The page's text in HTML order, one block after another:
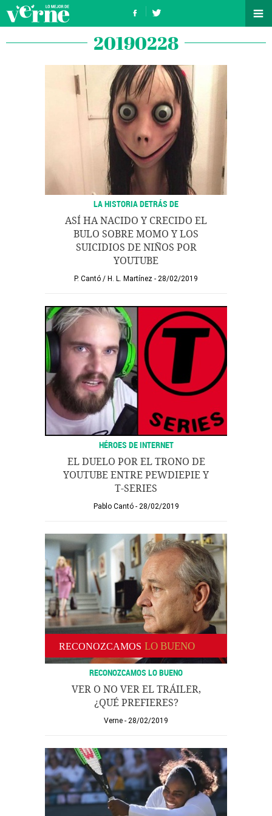
20190228
LA HISTORIA DETRÁS DE
ASÍ HA NACIDO Y CRECIDO EL
BULO SOBRE MOMO Y LOS
SUICIDIOS DE NIÑOS POR
YOUTUBE
P. Cantó / H. L. Martínez 28/02/2019
HÉROES DE INTERNET
EL DUELO POR EL TRONO DE
YOUTUBE ENTRE PEWDIEPIE Y
T-SERIES
Pablo Cantó 28/02/2019
RECONOZCAMOS LO BUENO
VER O NO VER EL TRÁILER,
¿QUÉ PREFIERES?
Verne 28/02/2019